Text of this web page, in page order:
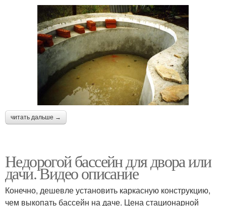
читать дальше →
Недорогой бассейн для двора или
дачи. Видео описание
Конечно, дешевле установить каркасную конструкцию,
чем выкопать бассейн на даче. Цена стационарной